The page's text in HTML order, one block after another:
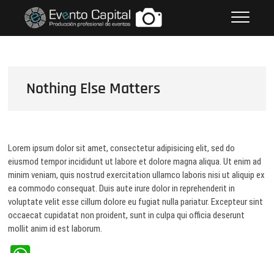
contenido
FOTOS GRUPO EMPRESARIAL
Nothing Else Matters
Lorem ipsum dolor sit amet, consectetur adipisicing elit, sed do
eiusmod tempor incididunt ut labore et dolore magna aliqua. Ut enim ad
minim veniam, quis nostrud exercitation ullamco laboris nisi ut aliquip ex
ea commodo consequat. Duis aute irure dolor in reprehenderit in
voluptate velit esse cillum dolore eu fugiat nulla pariatur. Excepteur sint
occaecat cupidatat non proident, sunt in culpa qui officia deserunt
mollit anim id est laborum.